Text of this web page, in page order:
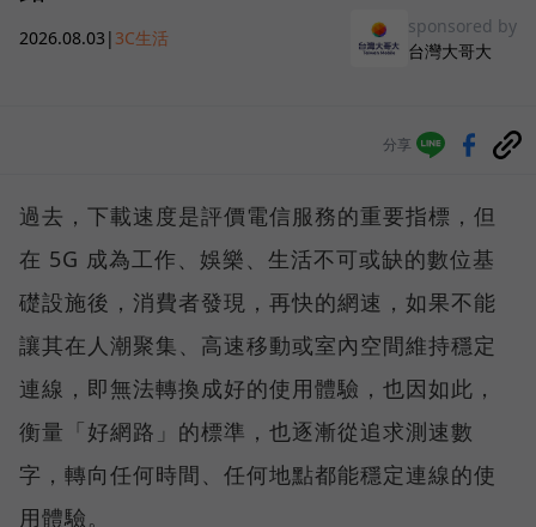
2026.08.03 | 3C生活
sponsored by
台灣大哥大
分享
過去，下載速度是評價電信服務的重要指標，但
在 5G 成為工作、娛樂、生活不可或缺的數位基
礎設施後，消費者發現，再快的網速，如果不能
讓其在人潮聚集、高速移動或室內空間維持穩定
連線，即無法轉換成好的使用體驗，也因如此，
衡量「好網路」的標準，也逐漸從追求測速數
字，轉向任何時間、任何地點都能穩定連線的使
用體驗。